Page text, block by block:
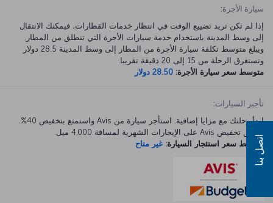
سيارة الأجرة:
إذا لم تكن تريد تضييع الوقت في انتظار خدمات القطارات، فيمكنك الانتقال
إلى وسط المدينة باستخدام خدمة سيارات الأجرة التي تنطلق من المطار.
ويبلغ متوسط تكلفة سيارة الأجرة من المطار إلى وسط المدينة 28.5 دولار
وتستغرق الرحلة من 15 إلى 20 دقيقة تقريبا.
متوسط سعر سيارة الأجرة: 28.50 دولار
تأجير السيارات:
ابدأ رحلتك مع مزايا إضافية. استأجر سيارة من Avis واستمتع بتخفيض 40%.
ينطبق تخفيض Avis على الإيجارات الشهرية لمسافة 4,000 ميل.
متوسط سعر استئجار السيارة: غير متاح اتصل بنا